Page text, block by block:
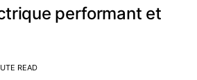
performant et
READ